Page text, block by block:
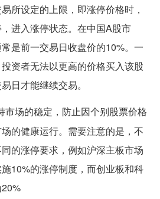
所设定的上限，即涨停价格时，
进入涨停状态。在中国A股市
是前一交易日收盘价的10%。一
资者无法以更高的价格买入该股
日才能继续交易。
市场的稳定，防止因个别股票价格
的健康运行。需要注意的是，不
的涨停要求，例如沪深主板市场
10%的涨停制度，而创业板和科